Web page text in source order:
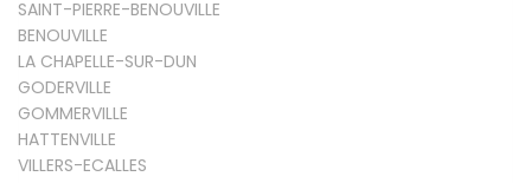
SAINT-PIERRE-BENOUVILLE
BENOUVILLE
LA CHAPELLE-SUR-DUN
GODERVILLE
GOMMERVILLE
HATTENVILLE
VILLERS-ECALLES